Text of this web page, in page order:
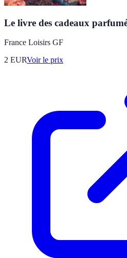
Le livre des cadeaux
France Loisirs GF
2 EURVoir le prix